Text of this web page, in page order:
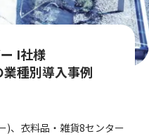
I社様
種別導入事例
)、衣料品・雑貨8センター